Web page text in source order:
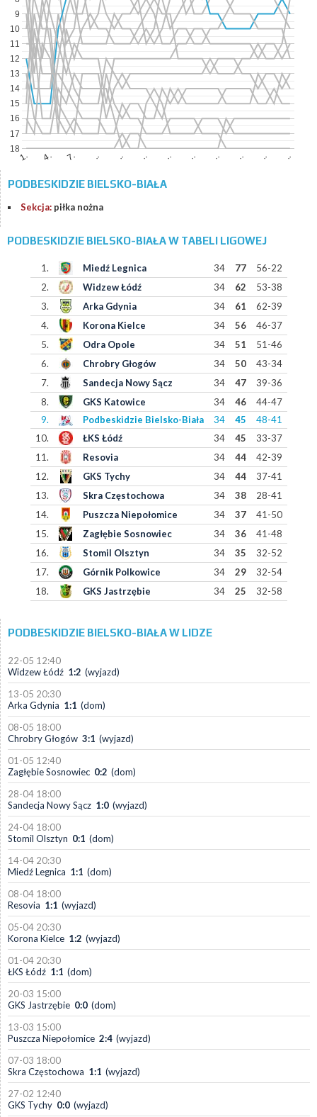
1. 4. 7. .. .. .. .. .. .. .. .. ..
9
10
11
12
13
14
15
16
17
18
PODBESKIDZIE BIELSKO-BIAŁA
Sekcja: piłka nożna
PODBESKIDZIE BIELSKO-BIAŁA W TABELI LIGOWEJ
1. Miedź Legnica 34 77
56-22
2.
Widzew Łódź 34 62
53-38
3.
Arka Gdynia 34 61
62-39
4.
Korona Kielce 34 56
46-37
5.
Odra Opole 34 51
51-46
6.
Chrobry Głogów 34 50
43-34
7.
Sandecja Nowy Sącz 34 47
39-36
8.
GKS Katowice 34 46
44-47
9.
Podbeskidzie Bielsko-Biała 34 45
48-41
10.
ŁKS Łódź 34 45
33-37
11.
Resovia 34 44
42-39
12.
GKS Tychy 34 44
37-41
13.
Skra Częstochowa 34 38
28-41
14.
Puszcza Niepołomice 34 37
41-50
15.
Zagłębie Sosnowiec 34 36
41-48
16.
Stomil Olsztyn 34 35
32-52
17.
Górnik Polkowice 34 29
32-54
18.
GKS Jastrzębie 34 25 32-58
PODBESKIDZIE BIELSKO-BIAŁA W LIDZE
22-05 12:40
Widzew Łódź 1:2 (wyjazd)
13-05 20:30
Arka Gdynia 1:1 (dom)
08-05 18:00
Chrobry Głogów 3:1 (wyjazd)
01-05 12:40
Zagłębie Sosnowiec 0:2 (dom)
28-04 18:00
Sandecja Nowy Sącz 1:0 (wyjazd)
24-04 18:00
Stomil Olsztyn 0:1 (dom)
14-04 20:30
Miedź Legnica 1:1 (dom)
08-04 18:00
Resovia 1:1 (wyjazd)
05-04 20:30
Korona Kielce 1:2 (wyjazd)
01-04 20:30
ŁKS Łódź 1:1 (dom)
20-03 15:00
GKS Jastrzębie 0:0 (dom)
13-03 15:00
Puszcza Niepołomice 2:4 (wyjazd)
07-03 18:00
Skra Częstochowa 1:1 (wyjazd)
27-02 12:40
GKS Tychy 0:0 (wyjazd)